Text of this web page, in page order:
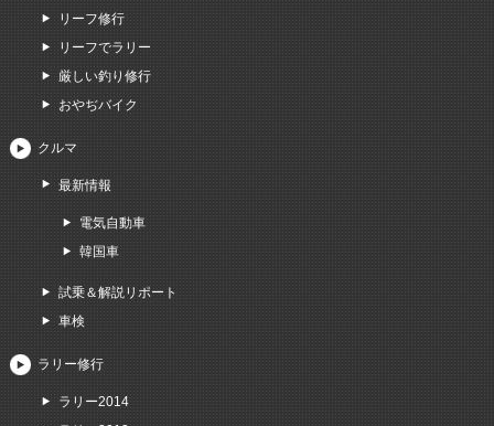
リーフ修行
リーフでラリー
厳しい釣り修行
おやぢバイク
クルマ
最新情報
電気自動車
韓国車
試乗＆解説リポート
車検
ラリー修行
ラリー2014